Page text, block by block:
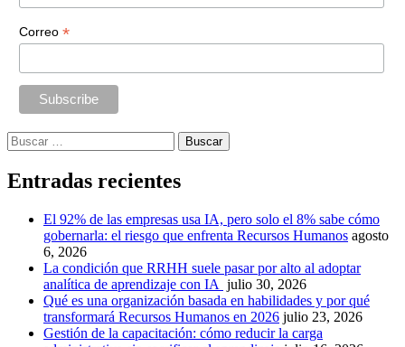
Correo *
Buscar:
Entradas recientes
El 92% de las empresas usa IA, pero solo el 8% sabe cómo
gobernarla: el riesgo que enfrenta Recursos Humanos agosto
6, 2026
La condición que RRHH suele pasar por alto al adoptar
analítica de aprendizaje con IA julio 30, 2026
Qué es una organización basada en habilidades y por qué
transformará Recursos Humanos en 2026 julio 23, 2026
Gestión de la capacitación: cómo reducir la carga